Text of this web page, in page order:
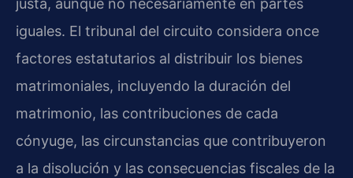
justa, aunque no necesariamente en partes
iguales. El tribunal del circuito considera once
factores estatutarios al distribuir los bienes
matrimoniales, incluyendo la duración del
matrimonio, las contribuciones de cada
cónyuge, las circunstancias que contribuyeron
a la disolución y las consecuencias fiscales de la